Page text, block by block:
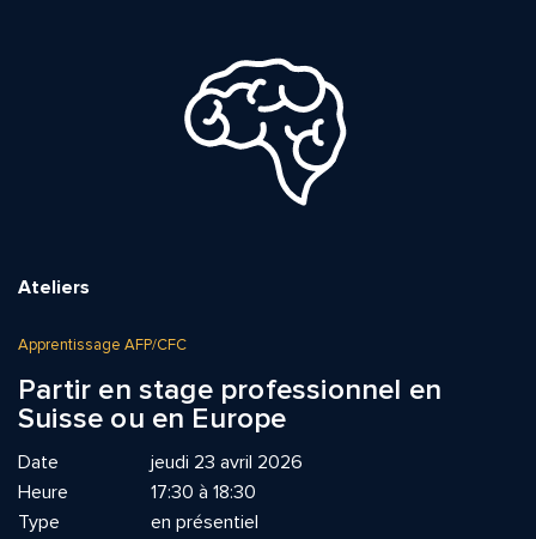
Ateliers
Apprentissage AFP/CFC
Partir en stage professionnel en
Suisse ou en Europe
Date
jeudi 23 avril 2026
Heure
17:30 à 18:30
Type
en présentiel